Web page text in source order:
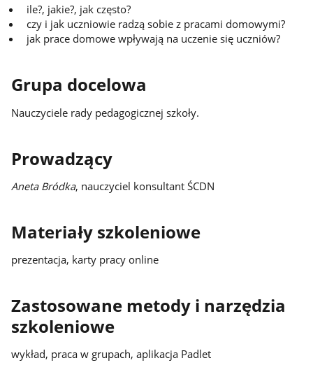
ile?, jakie?, jak często?
czy i jak uczniowie radzą sobie z pracami domowymi?
jak prace domowe wpływają na uczenie się uczniów?
Grupa docelowa
Nauczyciele rady pedagogicznej szkoły.
Prowadzący
Aneta Bródka, nauczyciel konsultant ŚCDN
Materiały szkoleniowe
prezentacja, karty pracy online
Zastosowane metody i narzędzia
szkoleniowe
wykład, praca w grupach, aplikacja Padlet